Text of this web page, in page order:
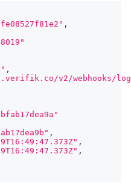
,
,
v2/webhooks/
,
,
,